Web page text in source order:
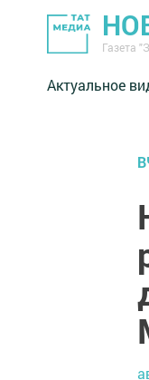
Газета
Актуальное